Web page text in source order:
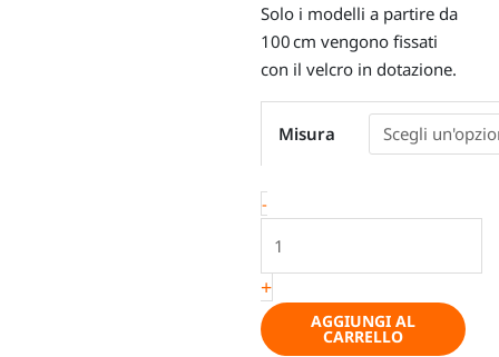
Solo i modelli a partire da
100 cm vengono fissati
con il velcro in dotazione.
Misura
-
termico
isolamento
interno
ottimale
dell
´oblò
quantità
+
AGGIUNGI AL
CARRELLO